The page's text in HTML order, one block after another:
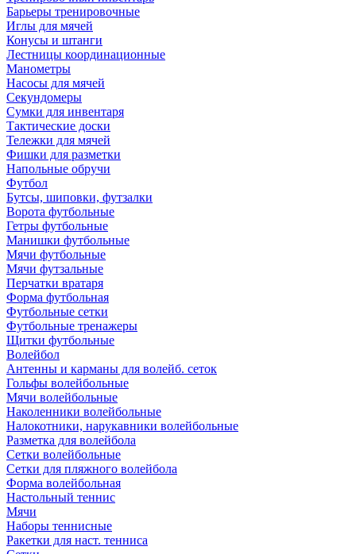
Барьеры тренировочные
Иглы для мячей
Конусы и штанги
Лестницы координационные
Манометры
Насосы для мячей
Секундомеры
Сумки для инвентаря
Тактические доски
Тележки для мячей
Фишки для разметки
Напольные обручи
Футбол
Бутсы, шиповки, футзалки
Ворота футбольные
Гетры футбольные
Манишки футбольные
Мячи футбольные
Мячи футзальные
Перчатки вратаря
Форма футбольная
Футбольные сетки
Футбольные тренажеры
Щитки футбольные
Волейбол
Антенны и карманы для волейб. сеток
Гольфы волейбольные
Мячи волейбольные
Наколенники волейбольные
Налокотники, нарукавники волейбольные
Разметка для волейбола
Сетки волейбольные
Сетки для пляжного волейбола
Форма волейбольная
Настольный теннис
Мячи
Наборы теннисные
Ракетки для наст. тенниса